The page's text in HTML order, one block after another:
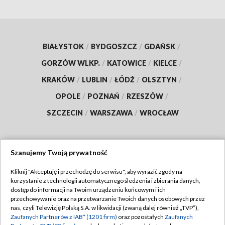
BIAŁYSTOK / BYDGOSZCZ / GDAŃSK /
GORZÓW WLKP. / KATOWICE / KIELCE /
KRAKÓW / LUBLIN / ŁÓDŹ / OLSZTYN /
OPOLE / POZNAŃ / RZESZÓW /
SZCZECIN / WARSZAWA / WROCŁAW
TVP
Abonament TVP
Emisja w TVP
Regulamin TVP
Polityka prywatności
Szanujemy Twoją prywatność
Kliknij "Akceptuję i przechodzę do serwisu", aby wyrazić zgody na
korzystanie z technologii automatycznego śledzenia i zbierania danych,
dostęp do informacji na Twoim urządzeniu końcowym i ich
przechowywanie oraz na przetwarzanie Twoich danych osobowych przez
nas, czyli Telewizję Polską S.A. w likwidacji (zwaną dalej również „TVP”),
Zaufanych Partnerów z IAB* (1201 firm) oraz pozostałych Zaufanych